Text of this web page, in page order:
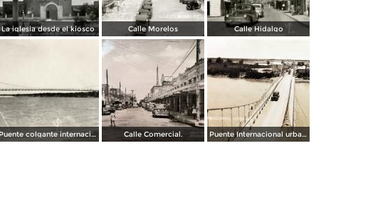
La iglesia desde el kiosco Calle Morelos Calle Hidalgo
Puente colgante internacional sobre el Río Bravo Calle Comercial. Puente Internacional urbano.